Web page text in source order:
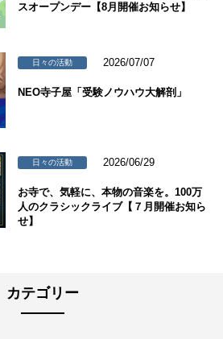
スオープンデー【8月開催お知らせ】
日々の活動 2026/07/07
NEO寺子屋「受験ノウハウ大解剖」
日々の活動 2026/06/29
お寺で、気軽に、本物の音楽を。100万
人のクラシックライブ【７月開催お知ら
せ】
カテゴリー